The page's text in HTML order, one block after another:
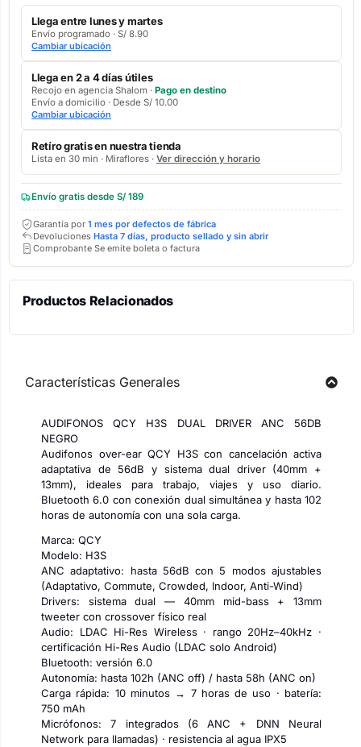
Llega entre lunes y martes
Envío programado · S/ 8.90
Cambiar ubicación
Llega en 2 a 4 días útiles
Recojo en agencia Shalom · Pago en destino
Envío a domicilio · Desde S/ 10.00
Cambiar ubicación
Retíro gratis en nuestra tienda
Lista en 30 min · Miraflores · Ver dirección y horario
Envío gratis desde S/ 189
Garantía por 1 mes por defectos de fábrica
Devoluciones Hasta 7 días, producto sellado y sin abrir
Comprobante Se emite boleta o factura
Productos Relacionados
Características Generales
AUDIFONOS QCY H3S DUAL DRIVER ANC 56DB
NEGRO
Audifonos over-ear QCY H3S con cancelación activa
adaptativa de 56dB y sistema dual driver (40mm +
13mm), ideales para trabajo, viajes y uso diario.
Bluetooth 6.0 con conexión dual simultánea y hasta 102
horas de autonomía con una sola carga.
Marca: QCY
Modelo: H3S
ANC adaptativo: hasta 56dB con 5 modos ajustables
(Adaptativo, Commute, Crowded, Indoor, Anti-Wind)
Drivers: sistema dual — 40mm mid-bass + 13mm
tweeter con crossover físico real
Audio: LDAC Hi-Res Wireless · rango 20Hz–40kHz ·
certificación Hi-Res Audio (LDAC solo Android)
Bluetooth: versión 6.0
Autonomía: hasta 102h (ANC off) / hasta 58h (ANC on)
Carga rápida: 10 minutos → 7 horas de uso · batería:
750 mAh
Micrófonos: 7 integrados (6 ANC + DNN Neural
Network para llamadas) · resistencia al agua IPX5